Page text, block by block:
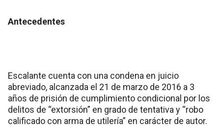
Antecedentes
Escalante cuenta con una condena en juicio
abreviado, alcanzada el 21 de marzo de 2016 a 3
años de prisión de cumplimiento condicional por los
delitos de “extorsión” en grado de tentativa y “robo
calificado con arma de utilería” en carácter de autor.